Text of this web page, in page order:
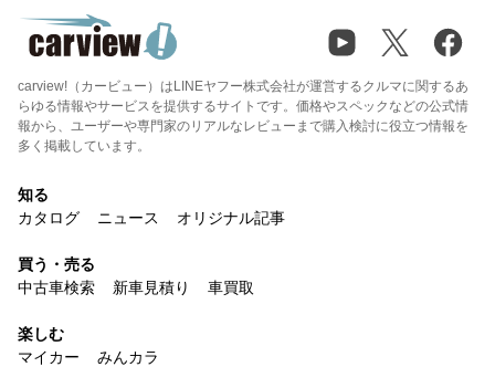
carview!（カービュー）はLINEヤフー株式会社が運営するクルマに関するあ
らゆる情報やサービスを提供するサイトです。価格やスペックなどの公式情
報から、ユーザーや専門家のリアルなレビューまで購入検討に役立つ情報を
多く掲載しています。
知る
カタログ
ニュース オリジナル記事
買う・売る
中古車検索
新車見積り 車買取
楽しむ
マイカー
みんカラ